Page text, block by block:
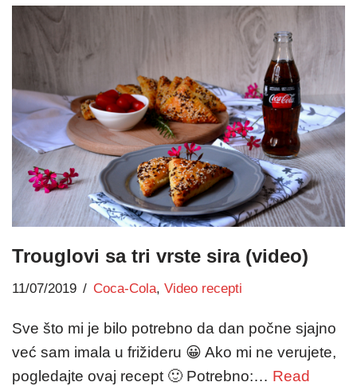
Trouglovi sa tri vrste sira (video)
11/07/2019 Coca-Cola, Video recepti
Sve što mi je bilo potrebno da dan počne sjajno
već sam imala u frižideru 😀 Ako mi ne verujete,
pogledajte ovaj recept 🙂 Potrebno:… Read